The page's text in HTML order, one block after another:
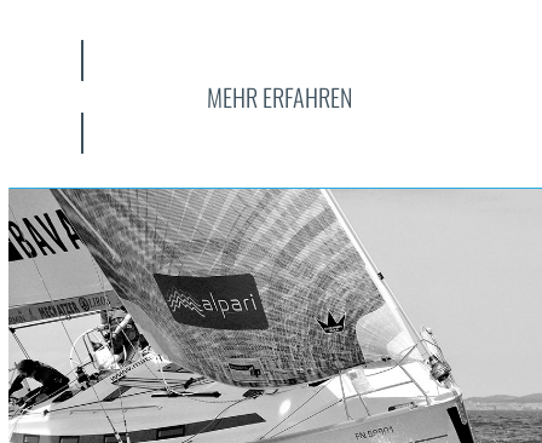
MEHR ERFAHREN